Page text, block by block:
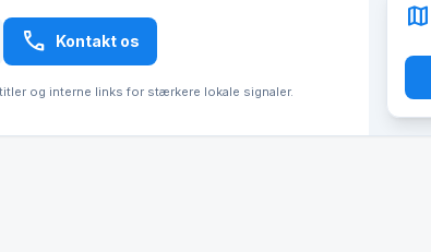
call Kontakt os
titler og interne links for stærkere lokale signaler.
map